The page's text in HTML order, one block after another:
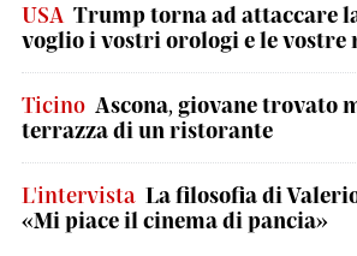
USA Trump torna ad attaccare
voglio i vostri orologi e le vostre
Ticino Ascona, giovane trovato
terrazza di un ristorante
L'intervista La filosofia di
«Mi piace il cinema di pancia»